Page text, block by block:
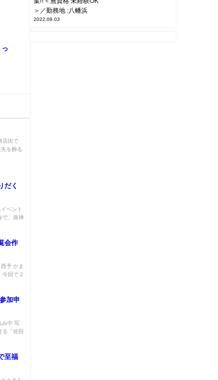
店街で
を飾る
だく
ベント
で、座禅
会作
予 かま
回で２
加申
み中 写
る「佐田
至福
＞／勤務地 :八幡浜
2022.09.03